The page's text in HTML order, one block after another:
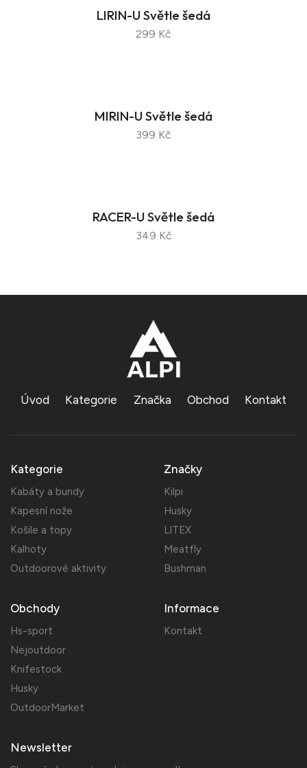
LIRIN-U Světle šedá
299 Kč
MIRIN-U Světle šedá
399 Kč
RACER-U Světle šedá
349 Kč
Úvod Kategorie Značka Obchod Kontakt
Kategorie
Kabáty a bundy
Kapesní nože
Košile a topy
Kalhoty
Outdoorové aktivity
Značky
Kilpi
Husky
LITEX
Meatfly
Bushman
Obchody
Hs-sport
Nejoutdoor
Knifestock
Husky
OutdoorMarket
Informace
Kontakt
Newsletter